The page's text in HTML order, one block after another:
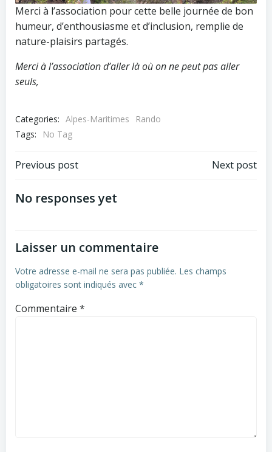
Merci à l’association pour cette belle journée de bon
humeur, d’enthousiasme et d’inclusion, remplie de
nature-plaisirs partagés.
Merci à l’association d’aller là où on ne peut pas aller
seuls,
Categories: Alpes-Maritimes
Rando
Tags:
No Tag
Post
navigation
Previous post Next post
No responses yet
Laisser un commentaire
Votre adresse e-mail ne sera pas publiée. Les champs
obligatoires sont indiqués avec *
Commentaire *